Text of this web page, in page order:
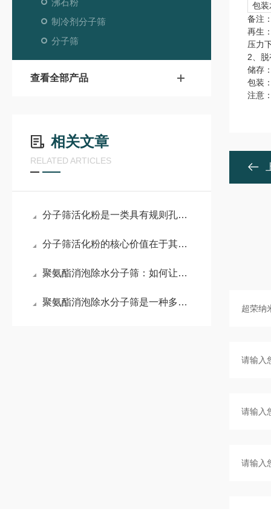
沸石粉
制冷剂分子筛
分子筛
查看全部产品
相关文章
RELATED ARTICLES
分子筛活化粉是一类具有规则孔道结构的硅铝酸盐晶体
分子筛活化粉的核心价值在于其活化处理工艺
聚氨酯消泡除水分子筛：如何让泡沫“消失”于无形
聚氨酯消泡除水分子筛是一种多功能助剂
包装
备注
再生
压力
2、
储存
包装
注意